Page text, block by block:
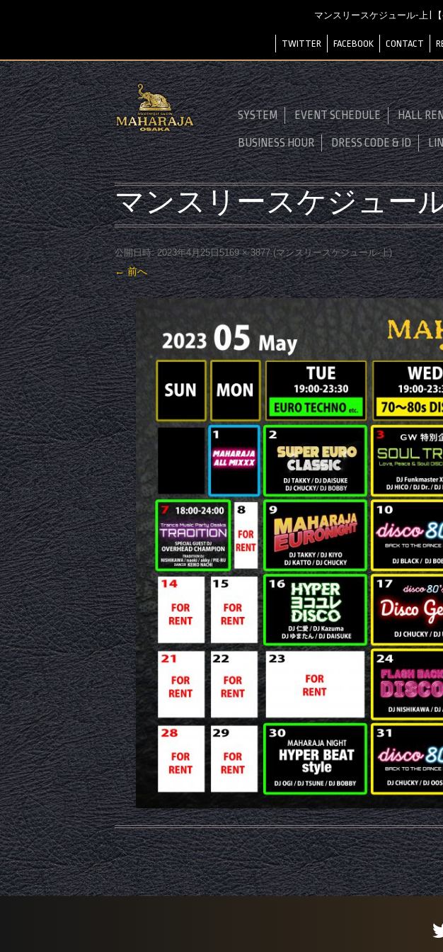
マンスリースケジュール-上 | 【
TWITTER FACEBOOK CONTACT
SYSTEM EVENT SCHEDULE HALL
BUSINESS HOUR DRESS CODE & ID
マンスリースケジュー
公開日時: 2023年4月25日5169 × 3877(マンスリースケジュール-上)
← 前へ